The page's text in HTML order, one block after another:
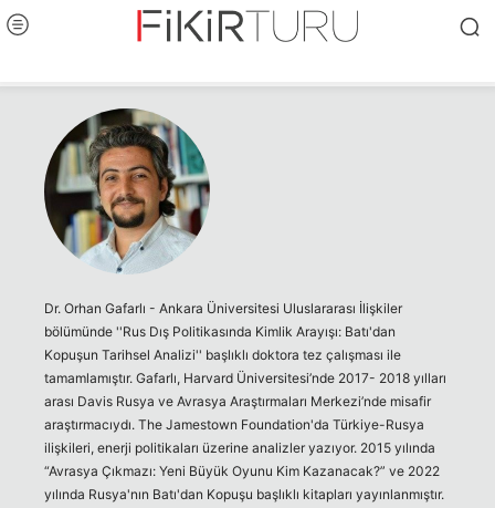
Dr. Orhan Gafarlı - Ankara Üniversitesi Uluslararası İlişkiler
bölümünde ''Rus Dış Politikasında Kimlik Arayışı: Batı'dan
Kopuşun Tarihsel Analizi'' başlıklı doktora tez çalışması ile
tamamlamıştır. Gafarlı, Harvard Üniversitesi’nde 2017- 2018 yılları
arası Davis Rusya ve Avrasya Araştırmaları Merkezi’nde misafir
araştırmacıydı. The Jamestown Foundation'da Türkiye-Rusya
ilişkileri, enerji politikaları üzerine analizler yazıyor. 2015 yılında
“Avrasya Çıkmazı: Yeni Büyük Oyunu Kim Kazanacak?” ve 2022
yılında Rusya'nın Batı'dan Kopuşu başlıklı kitapları yayınlanmıştır.